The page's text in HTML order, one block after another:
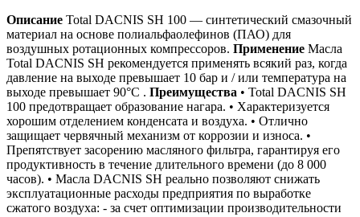
Описание Total DACNIS SH 100 — синтетический смазочный
материал на основе полиальфаолефинов (ПАО) для
воздушных ротационных компрессоров. Применение Масла
Total DACNIS SH рекомендуется применять всякий раз, когда
давление на выходе превышает 10 бар и / или температура на
выходе превышает 90°C . Преимущества • Total DACNIS SH
100 предотвращает образование нагара. • Характеризуется
хорошим отделением конденсата и воздуха. • Отлично
защищает червячный механизм от коррозии и износа. •
Препятствует засорению масляного фильтра, гарантируя его
продуктивность в течение длительного времени (до 8 000
часов). • Масла DACNIS SH реально позволяют снижать
эксплуатационные расходы предприятия по выработке
сжатого воздуха: - за счет оптимизации производительности